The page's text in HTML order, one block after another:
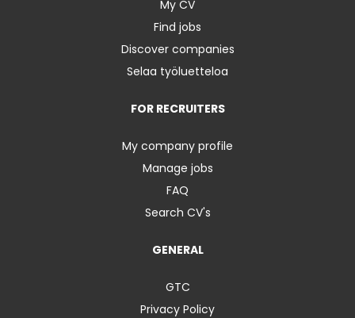
My CV
Find jobs
Discover companies
Selaa työluetteloa
FOR RECRUITERS
My company profile
Manage jobs
FAQ
Search CV's
GENERAL
GTC
Privacy Policy